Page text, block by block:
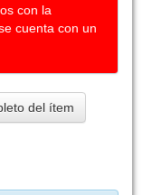
con la
cuenta con un
del ítem